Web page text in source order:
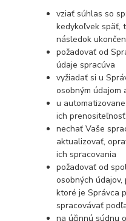
vziať súhlas so
kedykoľvek späť,
následok
požadovať od
údaje spracúva
vyžiadať si u
osobným údajom
u
ich prenositeľnosť
nechať Vaše
aktualizovať,
ich spracovania
požadovať od
osobných
ktoré je Správca
spracovávať
na účinnú súdnu